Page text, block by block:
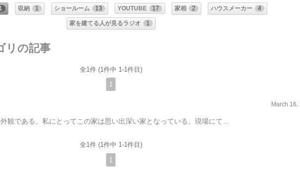
1 収納 1 ショールーム 13 YOUTUBE 17 家相 2 ハウスメーカー 4
家を建てる人が見るラジオ 1
リの記事
全1件 (1件中 1-1件目)
1
March 16,
全1件 (1件中 1-1件目)
1